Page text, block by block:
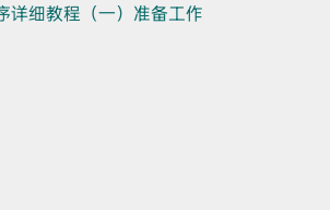
详细教程（一）准备工作